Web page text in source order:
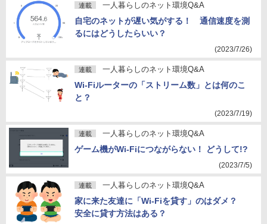
連載 一人暮らしのネット環境Q&A
自宅のネットが遅い気がする！ 通信速度を測
るにはどうしたらいい？
(2023/7/26)
連載 一人暮らしのネット環境Q&A
Wi-Fiルーターの「ストリーム数」とは何のこ
と？
(2023/7/19)
連載 一人暮らしのネット環境Q&A
ゲーム機がWi-Fiにつながらない！ どうして!?
(2023/7/5)
連載 一人暮らしのネット環境Q&A
家に来た友達に「Wi-Fiを貸す」のはダメ？
安全に貸す方法はある？